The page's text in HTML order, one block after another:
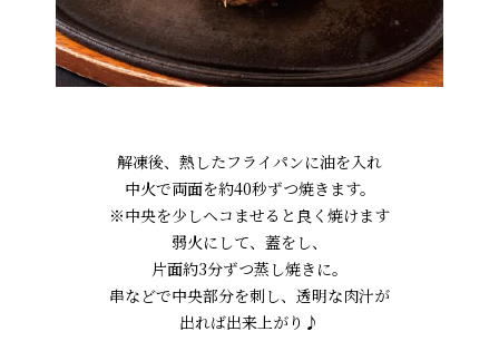
解凍後、熱したフライパンに油を入れ
中火で両面を約40秒ずつ焼きます。
※中央を少しヘコませると良く焼けます
弱火にして、蓋をし、
片面約3分ずつ蒸し焼きに。
串などで中央部分を刺し、透明な肉汁が
出れば出来上がり♪